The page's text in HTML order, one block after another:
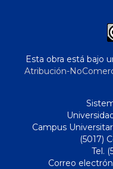
Esta obra está bajo
Atribución-
Campus
(5017)
Tel.
Correo